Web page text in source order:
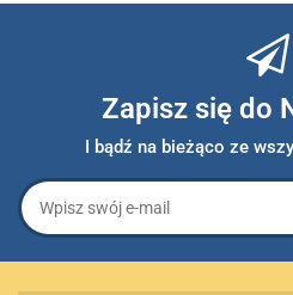
Zapisz się do
I bądź na bieżąco ze